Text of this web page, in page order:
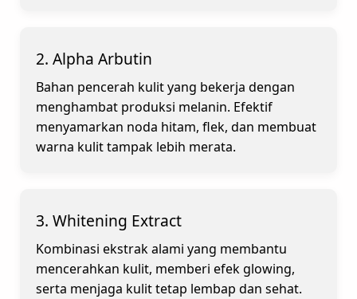
2. Alpha Arbutin
Bahan pencerah kulit yang bekerja dengan
menghambat produksi melanin. Efektif
menyamarkan noda hitam, flek, dan membuat
warna kulit tampak lebih merata.
3. Whitening Extract
Kombinasi ekstrak alami yang membantu
mencerahkan kulit, memberi efek glowing,
serta menjaga kulit tetap lembap dan sehat.